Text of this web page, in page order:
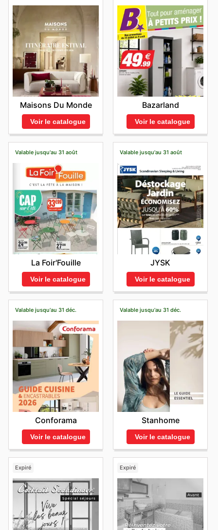
Maisons Du Monde
Voir le catalogue
Bazarland
Voir le catalogue
Valable jusqu'au 31 août
La Foir'Fouille
Voir le catalogue
Valable jusqu'au 31 août
JYSK
Voir le catalogue
Valable jusqu'au 31 déc.
Conforama
Voir le catalogue
Valable jusqu'au 31 déc.
Stanhome
Voir le catalogue
Expiré Expiré